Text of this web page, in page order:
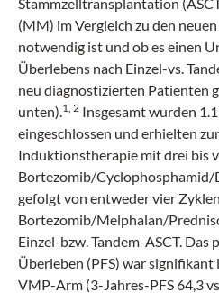
(MM) im Vergleich zu den
notwendig ist und ob es einen
Überlebens nach Einzel-vs.
neu diagnostizierten Patienten
unten).1, 2 Insgesamt wurden
eingeschlossen und erhielten
Induktionstherapie mit drei bis
Bortezomib/Cyclophosphamid/
gefolgt von entweder vier Zyklen
Bortezomib/Melphalan/
Einzel-bzw. Tandem-ASCT. Das
Überleben (PFS) war
VMP-Arm (3-Jahres-PFS 64,3